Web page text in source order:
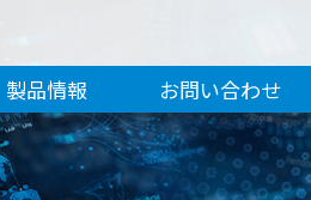
製品情報 お問い合わせ